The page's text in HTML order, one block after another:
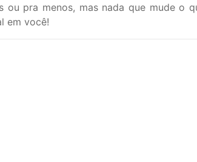
ou pra menos, mas nada que mude o
em você!